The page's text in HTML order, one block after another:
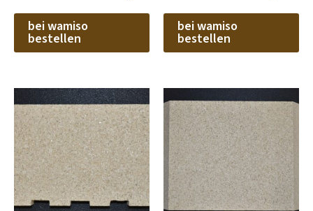
bei wamiso
bestellen
bei wamiso
bestellen